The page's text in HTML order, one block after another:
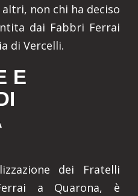
non chi ha deciso
dai Fabbri Ferrai
di Vercelli.
E
dei Fratelli
a Quarona, è